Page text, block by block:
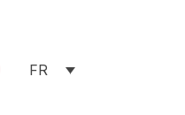
FR